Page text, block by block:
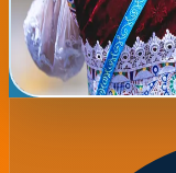
Entrada gratuita.
colaboración con
Ver detalles